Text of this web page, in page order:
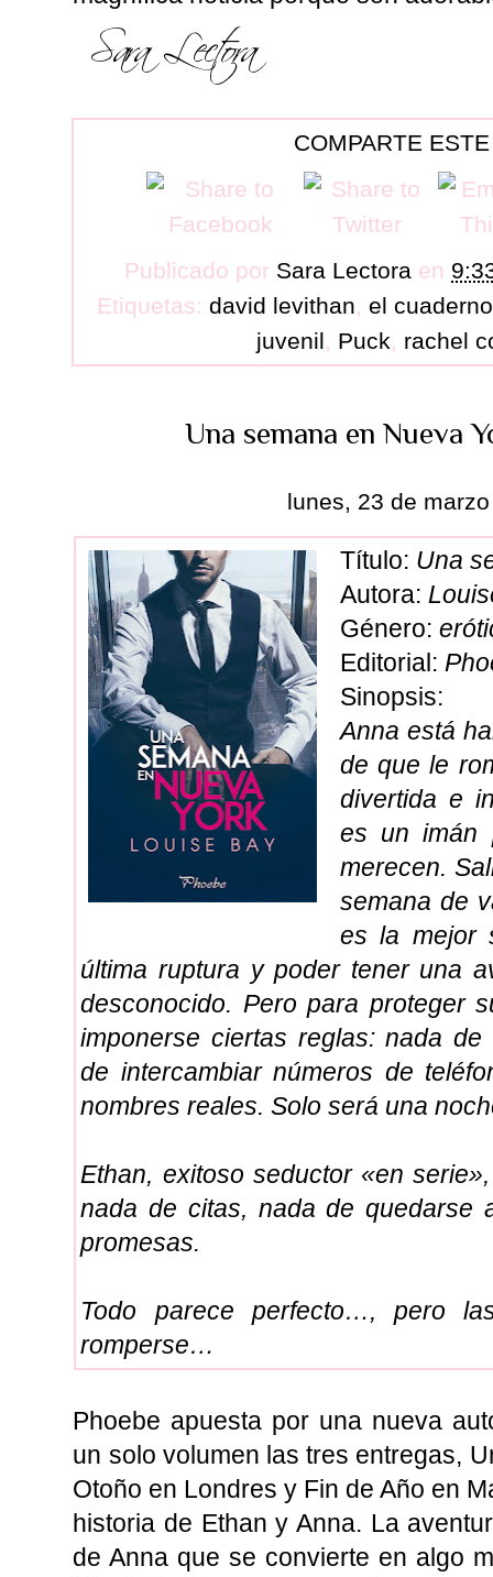
COMPARTE
Publicado por Sara Lectora en
Etiquetas:david levithan,el
juvenil, Puck, rachel
Una semana en Nueva
lunes, 23 de
Título: Una
Autora:
Género:
Editorial:
Sinopsis:
Anna está
de que le
divertida e
es un imán
merecen.
semana de
es la mejor
última ruptura y poder tener una
desconocido. Pero para proteger
imponerse ciertas reglas: nada
de intercambiar números de
nombres reales. Solo será una
Ethan, exitoso seductor «en
nada de citas, nada de quedarse
promesas.
Todo parece perfecto…, pero
romperse…
Phoebe apuesta por una nueva
un solo volumen las tres entregas,
Otoño en Londres y Fin de Año en
historia de Ethan y Anna. La
de Anna que se convierte en algo